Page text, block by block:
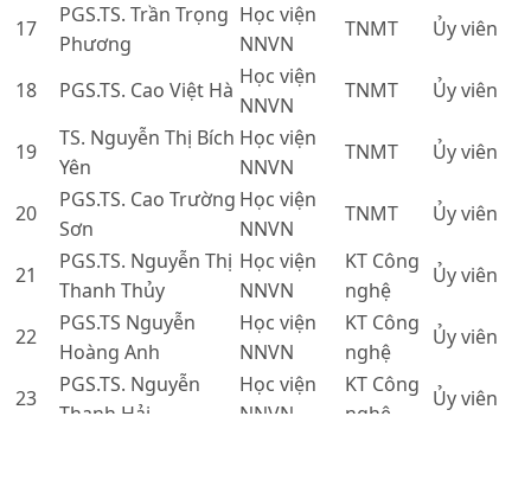
17
PGS.TS. Trần Trọng
Phương
Học viện
NNVN
TNMT Ủy viên
18 PGS.TS. Cao Việt Hà
Học viện
NNVN
TNMT Ủy viên
19
TS. Nguyễn Thị Bích
Yên
Học viện
NNVN
TNMT Ủy viên
20
PGS.TS. Cao Trường
Sơn
Học viện
NNVN
TNMT Ủy viên
21
PGS.TS. Nguyễn Thị
Thanh Thủy
Học viện
NNVN
KT Công
nghệ
Ủy viên
22
PGS.TS Nguyễn
Hoàng Anh
Học viện
NNVN
KT Công
nghệ
Ủy viên
23
PGS.TS. Nguyễn
Thanh Hải
Học viện
NNVN
KT Công
nghệ
Ủy viên